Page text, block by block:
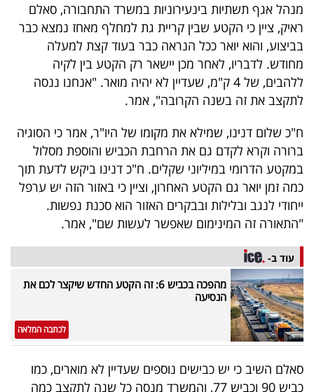
פודקאסט
40
UNDER
40
שיתופי
פעולה
ניוזלטרים
מייל
אדום
מנהל אגף תשתיות בינעירוניות במשרד התחבורה, סאלם
ראיק, ציין כי הקטע שבין קריית גת למחלף מאחז נמצא כבר
בביצוע, והוא יואר ככל הנראה כבר בעוד קצת למעלה
מחודש. לדבריו, לאחר מכן יישאר רק הקטע בין לקיה
ללהבים, של 4 ק"מ, שעדיין לא יהיה מואר. "אנחנו ננסה
לתקצב את זה בשנה הקרובה", אמר.
ח"כ שלום דנינו, שמילא את מקומו של היו"ר, אמר כי הסוגיה
ברורה וקרא לקדם גם את הרחבת הכביש והוספת מסלול
במקטע הדרומי במיליוני שקלים. ח"כ דנינו ביקש לדעת תוך
כמה זמן יואר גם הקטע האחרון, וציין כי באזור הזה יש ערפל
ייחודי לנגב ובלילות ובבקרים האזור הוא סכנת נפשות.
"התאורה זה המינימום שאפשר לעשות שם", אמר.
עוד ב-
מהפכה בכביש 6: זה הקטע החדש שיקצר לכם את
הנסיעה
לכתבה המלאה
סאלם השיב כי יש כבישים נוספים שעדיין לא מוארים, כמו
כביש 90 וכביש 77, והמשרד מנסה כל שנה לתקצב כמה